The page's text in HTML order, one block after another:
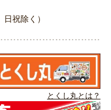
祝除く）
とくし丸とは？